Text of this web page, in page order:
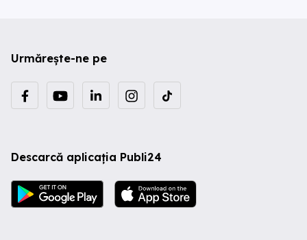
Urmărește-ne pe
Descarcă aplicația Publi24